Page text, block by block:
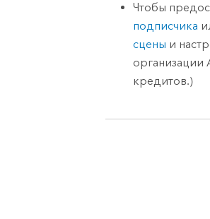
Чтобы
подписчика
сцены и
организации
кредитов.)